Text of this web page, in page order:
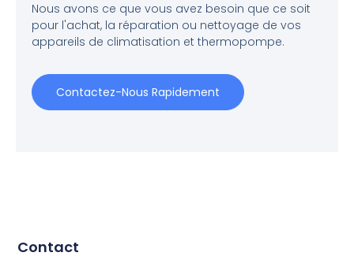
Nous avons ce que vous avez besoin que ce soit
pour l'achat, la réparation ou nettoyage de vos
appareils de climatisation et thermopompe.
Contactez-Nous Rapidement
Contact